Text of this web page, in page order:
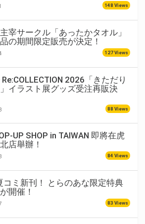
148 Views
宰サークル「あったかタオル」
の期間限定販売が決定！
127 Views
2026「きただり
イラスト展グッズ受注再販決
88 Views
UP SHOP in TAIWAN 即將在虎
店舉辦！
84 Views
コミ新刊！ とらのあな限定特典
開催！
83 Views